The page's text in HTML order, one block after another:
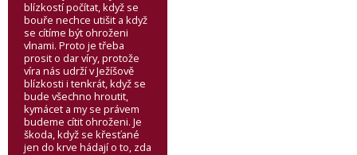
blízkostí počítat, když se
bouře nechce utišit a když
se cítíme být ohroženi
vlnami. Proto je třeba
prosit o dar víry, protože
víra nás udrží v Ježíšově
blízkosti i tenkrát, když se
bude všechno hroutit,
kymácet a my se právem
budeme cítit ohroženi. Je
škoda, když se křesťané
jen do krve hádají o to, zda